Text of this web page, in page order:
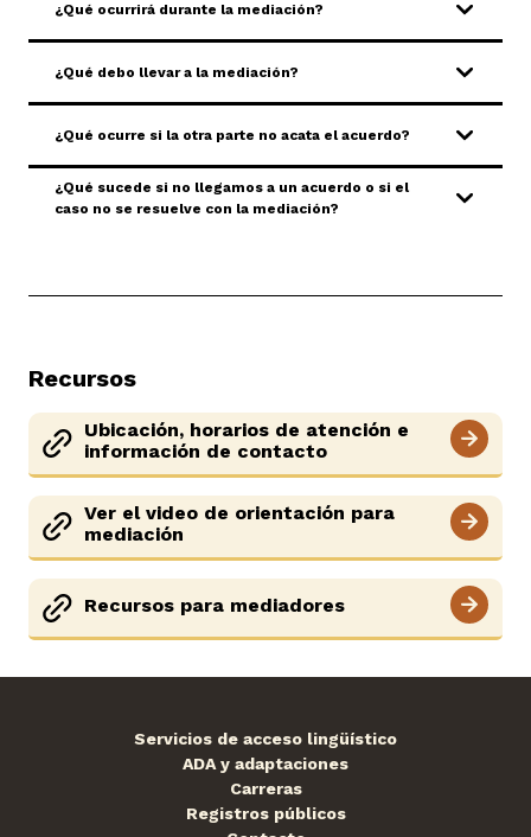
¿Qué ocurrirá durante la mediación?
¿Qué debo llevar a la mediación?
¿Qué ocurre si la otra parte no acata el acuerdo?
¿Qué sucede si no llegamos a un acuerdo o si el
caso no se resuelve con la mediación?
Recursos
Ubicación, horarios de atención e
información de contacto
Ver el video de orientación para
mediación
Recursos para mediadores
Servicios de acceso lingüístico
ADA y adaptaciones
Carreras
Registros públicos